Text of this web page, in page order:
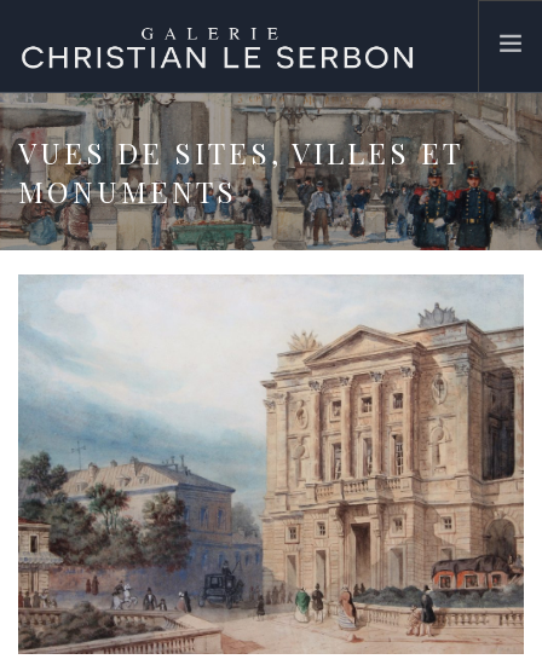
ACCUEIL
ŒUVRES
GALERIE
CONTACT
SEARCH SITE
VUES DE SITES, VILLES ET
MONUMENTS